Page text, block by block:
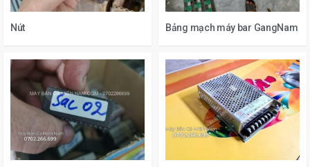
Nút Bảng mạch máy bar GangNam